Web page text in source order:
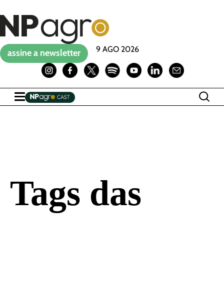
assine a newsletter 9 AGO 2026
Tags das